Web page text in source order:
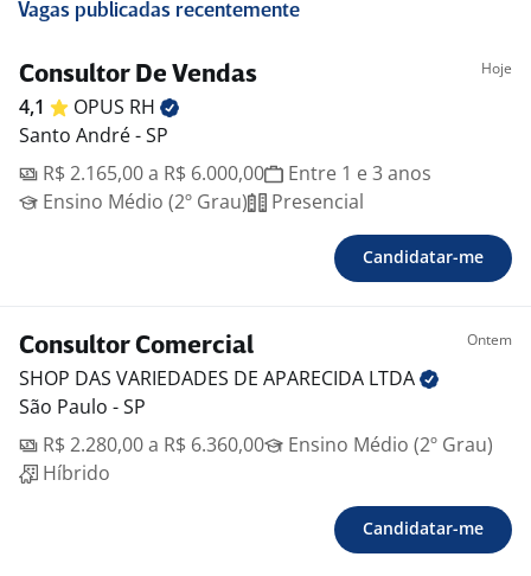
Vagas publicadas recentemente
Consultor De Vendas Hoje
4,1 OPUS RH
Santo André - SP
R$ 2.165,00 a R$ 6.000,00
Entre 1 e 3 anos
Ensino Médio (2º Grau)
Presencial
Candidatar-me
Consultor Comercial Ontem
SHOP DAS VARIEDADES DE APARECIDA LTDA
São Paulo - SP
R$ 2.280,00 a R$ 6.360,00
Ensino Médio (2º Grau)
Híbrido
Candidatar-me